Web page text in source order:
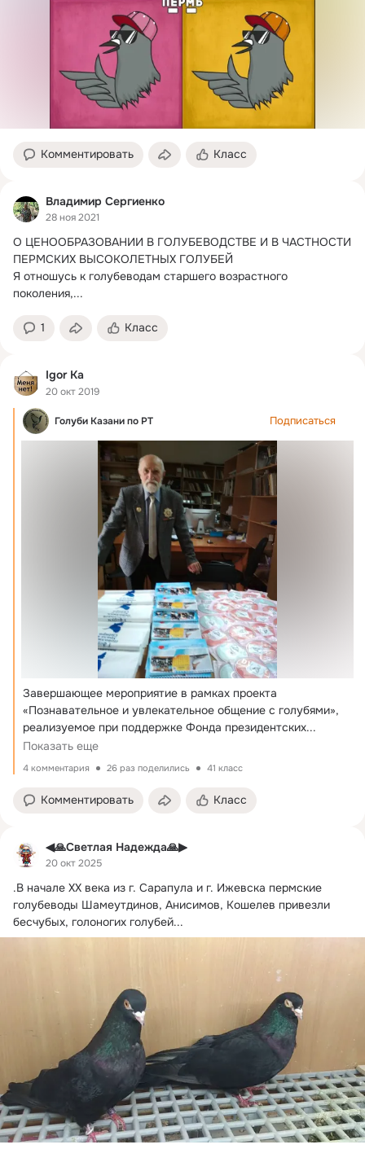
Комментировать Класс
Владимир Сергиенко
28 ноя 2021
О ЦЕНООБРАЗОВАНИИ В ГОЛУБЕВОДСТВЕ И В ЧАСТНОСТИ
ПЕРМСКИХ ВЫСОКОЛЕТНЫХ ГОЛУБЕЙ
Я отношусь к голубеводам старшего возрастного
поколения,...
1 Класс
Igor Ka
20 окт 2019
Голуби Казани по РТ Подписаться
Завершающее мероприятие в рамках проекта
«Познавательное и увлекательное общение с голубями»,
реализуемое при поддержке Фонда президентских...
Показать еще
4 комментария 26 раз поделились 41 класс
Комментировать Класс
◀🙏Светлая Надежда🙏▶
20 окт 2025
.В начале XX века из г. Сарапула и г. Ижевска пермские
голубеводы Шамеутдинов, Анисимов, Кошелев привезли
бесчубых, голоногих голубей...